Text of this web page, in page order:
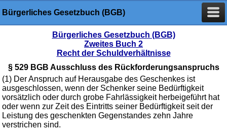
Bürgerliches Gesetzbuch (BGB)
Bürgerliches Gesetzbuch (BGB)
Zweites Buch 2
Recht der Schuldverhältnisse
§ 529 BGB Ausschluss des Rückforderungsanspruchs
(1) Der Anspruch auf Herausgabe des Geschenkes ist
ausgeschlossen, wenn der Schenker seine Bedürftigkeit
vorsätzlich oder durch grobe Fahrlässigkeit herbeigeführt hat
oder wenn zur Zeit des Eintritts seiner Bedürftigkeit seit der
Leistung des geschenkten Gegenstandes zehn Jahre
verstrichen sind.